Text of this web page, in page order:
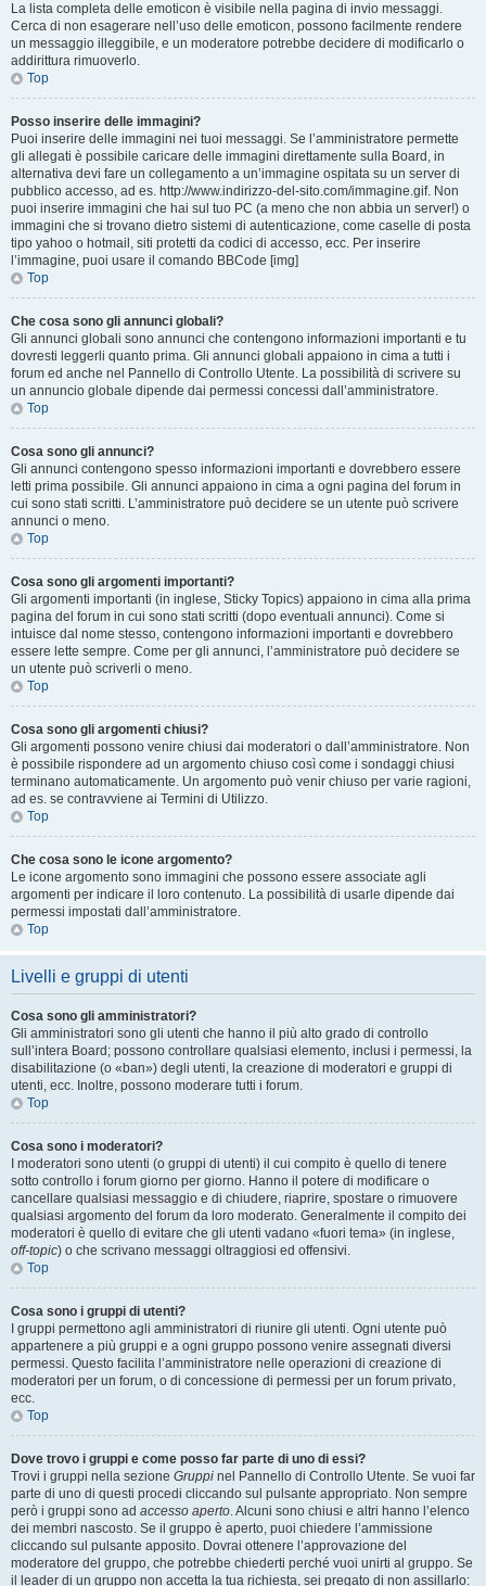
La lista completa delle emoticon è visibile nella pagina di invio messaggi.
Cerca di non esagerare nell’uso delle emoticon, possono facilmente rendere
un messaggio illeggibile, e un moderatore potrebbe decidere di modificarlo o
addirittura rimuoverlo.
Top
Posso inserire delle immagini?
Puoi inserire delle immagini nei tuoi messaggi. Se l’amministratore permette
gli allegati è possibile caricare delle immagini direttamente sulla Board, in
alternativa devi fare un collegamento a un’immagine ospitata su un server di
pubblico accesso, ad es. http://www.indirizzo-del-sito.com/immagine.gif. Non
puoi inserire immagini che hai sul tuo PC (a meno che non abbia un server!) o
immagini che si trovano dietro sistemi di autenticazione, come caselle di posta
tipo yahoo o hotmail, siti protetti da codici di accesso, ecc. Per inserire
l’immagine, puoi usare il comando BBCode [img]
Top
Che cosa sono gli annunci globali?
Gli annunci globali sono annunci che contengono informazioni importanti e tu
dovresti leggerli quanto prima. Gli annunci globali appaiono in cima a tutti i
forum ed anche nel Pannello di Controllo Utente. La possibilità di scrivere su
un annuncio globale dipende dai permessi concessi dall’amministratore.
Top
Cosa sono gli annunci?
Gli annunci contengono spesso informazioni importanti e dovrebbero essere
letti prima possibile. Gli annunci appaiono in cima a ogni pagina del forum in
cui sono stati scritti. L’amministratore può decidere se un utente può scrivere
annunci o meno.
Top
Cosa sono gli argomenti importanti?
Gli argomenti importanti (in inglese, Sticky Topics) appaiono in cima alla prima
pagina del forum in cui sono stati scritti (dopo eventuali annunci). Come si
intuisce dal nome stesso, contengono informazioni importanti e dovrebbero
essere lette sempre. Come per gli annunci, l’amministratore può decidere se
un utente può scriverli o meno.
Top
Cosa sono gli argomenti chiusi?
Gli argomenti possono venire chiusi dai moderatori o dall’amministratore. Non
è possibile rispondere ad un argomento chiuso così come i sondaggi chiusi
terminano automaticamente. Un argomento può venir chiuso per varie ragioni,
ad es. se contravviene ai Termini di Utilizzo.
Top
Che cosa sono le icone argomento?
Le icone argomento sono immagini che possono essere associate agli
argomenti per indicare il loro contenuto. La possibilità di usarle dipende dai
permessi impostati dall’amministratore.
Top
Livelli e gruppi di utenti
Cosa sono gli amministratori?
Gli amministratori sono gli utenti che hanno il più alto grado di controllo
sull’intera Board; possono controllare qualsiasi elemento, inclusi i permessi, la
disabilitazione (o «ban») degli utenti, la creazione di moderatori e gruppi di
utenti, ecc. Inoltre, possono moderare tutti i forum.
Top
Cosa sono i moderatori?
I moderatori sono utenti (o gruppi di utenti) il cui compito è quello di tenere
sotto controllo i forum giorno per giorno. Hanno il potere di modificare o
cancellare qualsiasi messaggio e di chiudere, riaprire, spostare o rimuovere
qualsiasi argomento del forum da loro moderato. Generalmente il compito dei
moderatori è quello di evitare che gli utenti vadano «fuori tema» (in inglese,
off-topic) o che scrivano messaggi oltraggiosi ed offensivi.
Top
Cosa sono i gruppi di utenti?
I gruppi permettono agli amministratori di riunire gli utenti. Ogni utente può
appartenere a più gruppi e a ogni gruppo possono venire assegnati diversi
permessi. Questo facilita l’amministratore nelle operazioni di creazione di
moderatori per un forum, o di concessione di permessi per un forum privato,
ecc.
Top
Dove trovo i gruppi e come posso far parte di uno di essi?
Trovi i gruppi nella sezione Gruppi nel Pannello di Controllo Utente. Se vuoi far
parte di uno di questi procedi cliccando sul pulsante appropriato. Non sempre
però i gruppi sono ad accesso aperto. Alcuni sono chiusi e altri hanno l’elenco
dei membri nascosto. Se il gruppo è aperto, puoi chiedere l’ammissione
cliccando sul pulsante apposito. Dovrai ottenere l’approvazione del
moderatore del gruppo, che potrebbe chiederti perché vuoi unirti al gruppo. Se
il leader di un gruppo non accetta la tua richiesta, sei pregato di non assillarlo: